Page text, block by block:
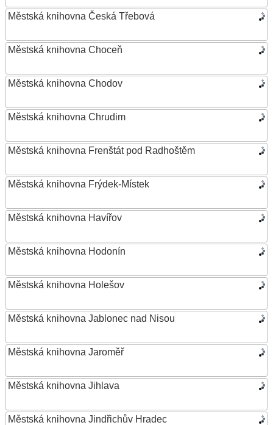
Městská knihovna Česká Třebová
Městská knihovna Choceň
Městská knihovna Chodov
Městská knihovna Chrudim
Městská knihovna Frenštát pod Radhoštěm
Městská knihovna Frýdek-Místek
Městská knihovna Havířov
Městská knihovna Hodonín
Městská knihovna Holešov
Městská knihovna Jablonec nad Nisou
Městská knihovna Jaroměř
Městská knihovna Jihlava
Městská knihovna Jindřichův Hradec